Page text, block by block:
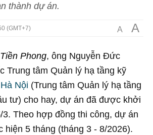
thành dự án.
(GMT+7) A A
Tiền Phong, ông Nguyễn Đức
Trung tâm Quản lý hạ tầng kỹ
Hà Nội (Trung tâm Quản lý hạ tầng
tư) cho hay, dự án đã được khởi
Theo hợp đồng thi công, dự án
hiện 5 tháng (tháng 3 - 8/2026).